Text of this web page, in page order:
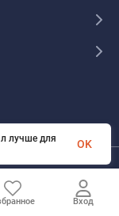
Rigaplast | Все
Вход
лучше для
OK